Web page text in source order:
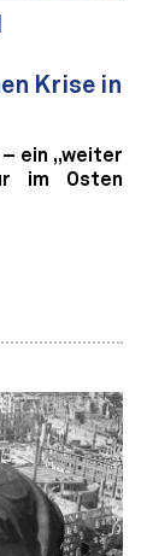
Krise in
ein „weiter
im Osten